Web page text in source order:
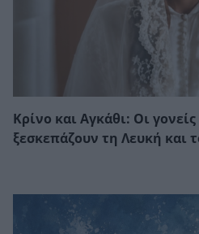
Κρίνο και Αγκάθι: Οι
ξεσκεπάζουν τη Λευκή και